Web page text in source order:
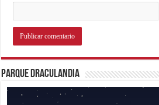
Parque Draculandia